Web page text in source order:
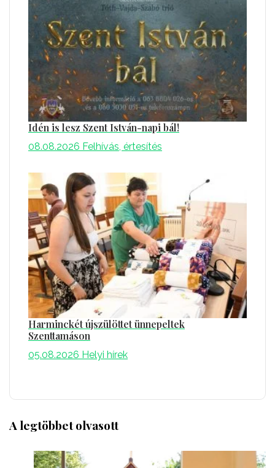
Idén is lesz Szent István-napi bál!
08.08.2026 Felhívás, értesítés
Harminckét újszülöttet ünnepeltek
Szenttamáson
05.08.2026 Helyi hírek
A legtöbbet olvasott